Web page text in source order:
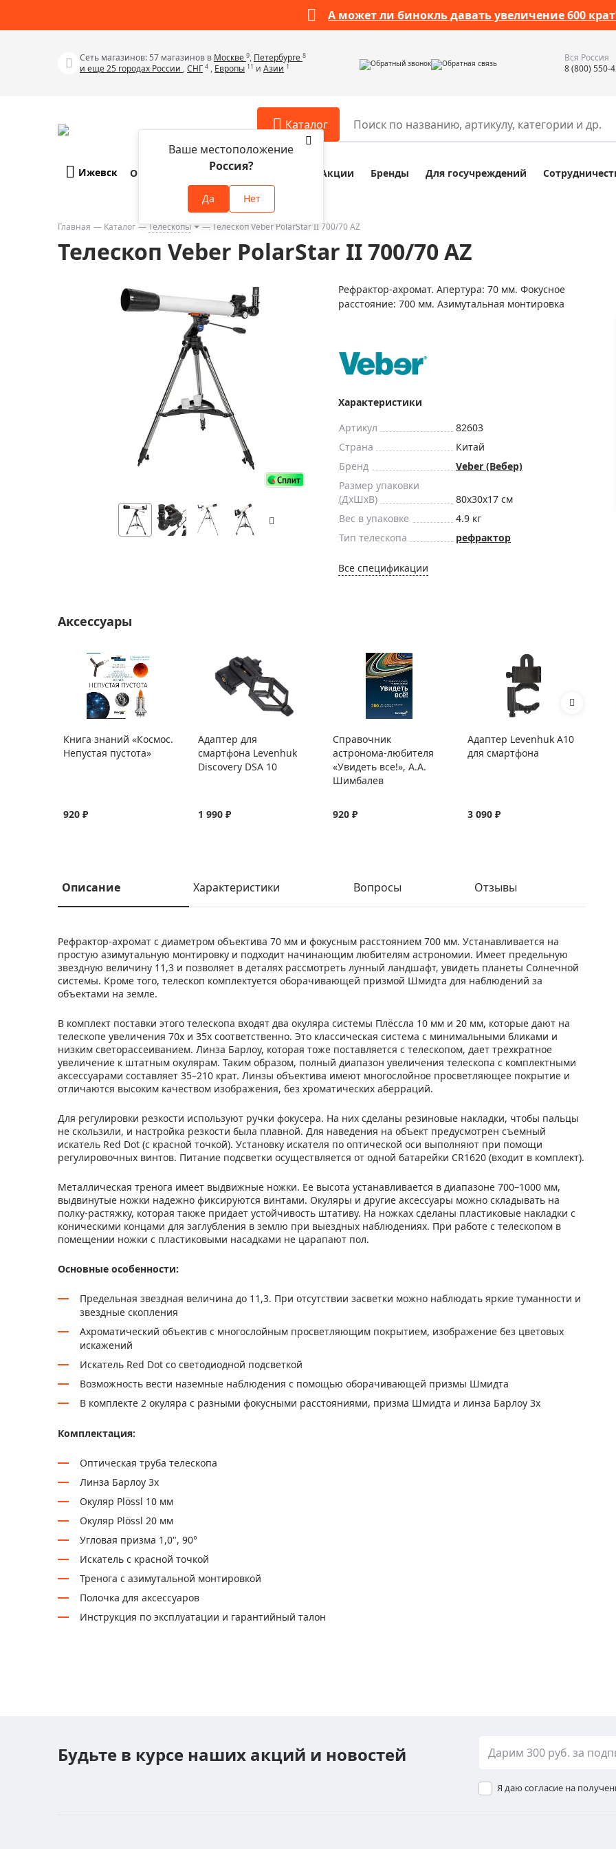
А может ли бинокль давать увеличение 600
Сеть магазинов: 57 магазинов в Москве 9, Петербурге 8
и еще 25 городах России ,СНГ 4 , Европы 11 и Азии 1 Обратный звонок Обратная связь
Вся Россия
8 (800) 550-
Каталог
Телескопы
Бинокли
Зрительные трубы
Монокуляры
Приборы ночного видения
Метеостанции, барометры, часы
Discovery (Дискавери)
Астропланетарии
Аксессуары для микроскопов
Аксессуары для зрительных труб
Аксессуары для луп
Аксессуары для приборов ночного
Распродажа оптики по специальным
Распродажа выставочных образцов
Разное
Глобусы
Глобусы интерактивные
Фонари
Фотоловушки
Экшн-камеры
Фотооборудование
Ижевск
Ваше местоположение
Россия?
Да Нет
О компании Оплата и доставка Акции Бренды Для госучреждений
Главная Каталог Телескопы Телескоп Veber PolarStar II 700/70 AZ
Телескоп Veber PolarStar II 700/70 AZ
Рефрактор-ахромат. Апертура: 70 мм. Фокусное
расстояние: 700 мм. Азимутальная монтировка
Характеристики
Артикул
82603
Страна
Китай
Бренд
Veber (Вебер)
Размер упаковки
(ДxШxВ)
80x30x17 см
Вес в упаковке
4.9 кг
Тип телескопа
рефрактор
Все спецификации
Аксессуары
Книга знаний «Космос.
Непустая пустота»
920 ₽
Адаптер для
смартфона Levenhuk
Discovery DSA 10
1 990 ₽
Справочник
астронома-любителя
«Увидеть все!», А.А.
Шимбалев
920 ₽
Адаптер Levenhuk A10
для смартфона
3 090 ₽
Описание Характеристики Вопросы Отзывы
Рефрактор-ахромат с диаметром объектива 70 мм и фокусным расстоянием 700 мм. Устанавливается на
простую азимутальную монтировку и подходит начинающим любителям астрономии. Имеет предельную
звездную величину 11,3 и позволяет в деталях рассмотреть лунный ландшафт, увидеть планеты Солнечной
системы. Кроме того, телескоп комплектуется оборачивающей призмой Шмидта для наблюдений за
объектами на земле.
В комплект поставки этого телескопа входят два окуляра системы Плёссла 10 мм и 20 мм, которые дают на
телескопе увеличения 70x и 35x соответственно. Это классическая система с минимальными бликами и
низким светорассеиванием. Линза Барлоу, которая тоже поставляется с телескопом, дает трехкратное
увеличение к штатным окулярам. Таким образом, полный диапазон увеличения телескопа с комплектными
аксессуарами составляет 35–210 крат. Линзы объектива имеют многослойное просветляющее покрытие и
отличаются высоким качеством изображения, без хроматических аберраций.
Для регулировки резкости используют ручки фокусера. На них сделаны резиновые накладки, чтобы пальцы
не скользили, и настройка резкости была плавной. Для наведения на объект предусмотрен съемный
искатель Red Dot (с красной точкой). Установку искателя по оптической оси выполняют при помощи
регулировочных винтов. Питание подсветки осуществляется от одной батарейки CR1620 (входит в комплект).
Металлическая тренога имеет выдвижные ножки. Ее высота устанавливается в диапазоне 700–1000 мм,
выдвинутые ножки надежно фиксируются винтами. Окуляры и другие аксессуары можно складывать на
полку-растяжку, которая также придает устойчивость штативу. На ножках сделаны пластиковые накладки с
коническими концами для заглубления в землю при выездных наблюдениях. При работе с телескопом в
помещении ножки с пластиковыми насадками не царапают пол.
Основные особенности:
Предельная звездная величина до 11,3. При отсутствии засветки можно наблюдать яркие туманности и
звездные скопления
Ахроматический объектив с многослойным просветляющим покрытием, изображение без цветовых
искажений
Искатель Red Dot со светодиодной подсветкой
Возможность вести наземные наблюдения с помощью оборачивающей призмы Шмидта
В комплекте 2 окуляра с разными фокусными расстояниями, призма Шмидта и линза Барлоу 3x
Комплектация:
Оптическая труба телескопа
Линза Барлоу 3х
Окуляр Plössl 10 мм
Окуляр Plössl 20 мм
Угловая призма 1,0", 90°
Искатель с красной точкой
Тренога с азимутальной монтировкой
Полочка для аксессуаров
Инструкция по эксплуатации и гарантийный талон
Будьте в курсе наших акций и новостей
Я даю согласие на